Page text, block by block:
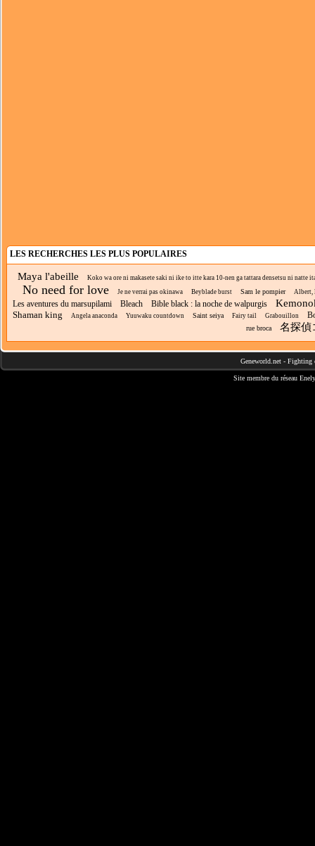
LES RECHERCHES LES PLUS POPULAIRES
Maya l'abeille Koko wa ore ni makasete saki ni ike to itte kara 10-nen ga tattara densetsu ni natte
No need for love Je ne verrai pas okinawa Beyblade burst Sam le pompier Albert,
Les aventures du marsupilami Bleach Bible black : la noche de walpurgis
Shaman king Angela anaconda Yuuwaku countdown Saint seiya Fairy tail Grabouillon
rue broca 名探偵
Geneworld.net - Fighting
Site membre du réseau